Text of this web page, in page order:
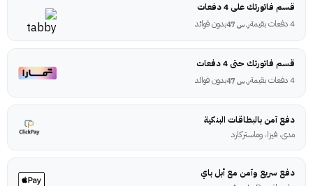
قسم فاتورتك على 4 دفعات
4 دفعات بقيمة
ر.س بدون فوائد
قسم فاتورتك حتى 4 دفعات
4 دفعات بقيمة
ر.س بدون فوائد
دفع آمن بالبطاقات البنكية
مدى، فيزا، وماستركارد
دفع سريع وآمن مع أبل باي